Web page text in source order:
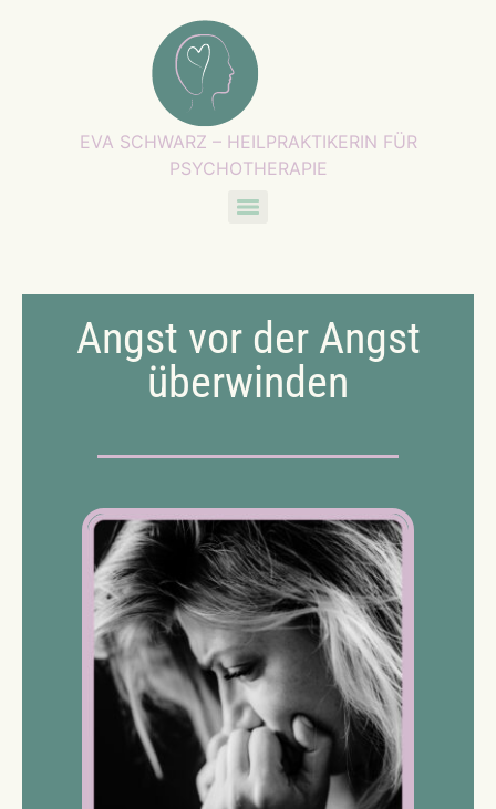
EVA SCHWARZ – HEILPRAKTIKERIN FÜR
PSYCHOTHERAPIE
Angst vor der Angst
überwinden